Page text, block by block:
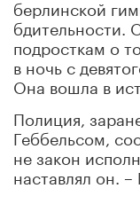
берлинской
бдительности.
подросткам о
в ночь с
Она вошла в
Полиция,
Геббельсом,
не закон
наставлял он.